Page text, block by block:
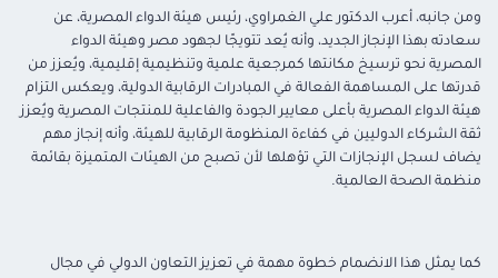
ومن جانبه، أعرب الدكتور علي الغمراوي، رئيس هيئة الدواء المصرية، عن
سعادته بهذا الإنجاز الجديد، وأنه يُعد تتويجًا لجهود مصر وهيئة الدواء
المصرية نحو ترسيخ مكانتها كمرجعية علمية وتنظيمية إقليمية، ويُعزز من
قدرتها على المساهمة الفعالة في المبادرات الرقابية الدولية، ويعكس التزام
هيئة الدواء المصرية بأعلى معايير الجودة والفاعلية للمنتجات المصرية ويُعزز
ثقة الشركاء الدوليين في كفاءة المنظومة الرقابية للهيئة، وأنه إنجاز مهم
يضاف لسجل الإنجازات التي تؤهلها لأن تصبح من الهيئات المتميزة بقائمة
منظمة الصحة العالمية.
كما يمثل هذا الانضمام خطوة مهمة في تعزيز التعاون الدولي في مجال